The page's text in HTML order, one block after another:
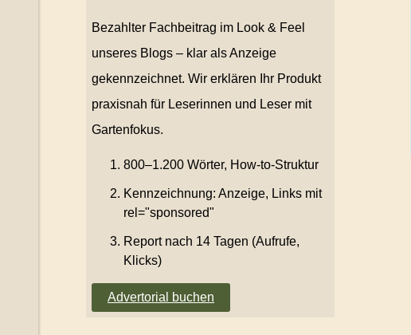
Bezahlter Fachbeitrag im Look & Feel
unseres Blogs – klar als Anzeige
gekennzeichnet. Wir erklären Ihr Produkt
praxisnah für Leserinnen und Leser mit
Gartenfokus.
800–1.200 Wörter, How-to-Struktur
Kennzeichnung: Anzeige, Links mit
rel="sponsored"
Report nach 14 Tagen (Aufrufe,
Klicks)
Advertorial buchen